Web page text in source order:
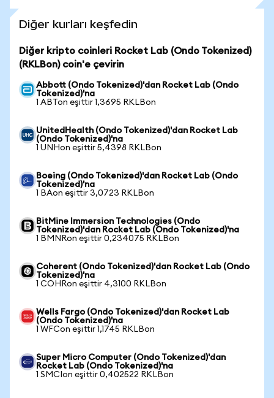
Diğer kurları keşfedin
Diğer kripto coinleri Rocket Lab (Ondo Tokenized)
(RKLBon) coin'e çevirin
Abbott (Ondo Tokenized)'dan Rocket Lab (Ondo
Tokenized)'na
1 ABTon eşittir 1,3695 RKLBon
UnitedHealth (Ondo Tokenized)'dan Rocket Lab
(Ondo Tokenized)'na
1 UNHon eşittir 5,4398 RKLBon
Boeing (Ondo Tokenized)'dan Rocket Lab (Ondo
Tokenized)'na
1 BAon eşittir 3,0723 RKLBon
BitMine Immersion Technologies (Ondo
Tokenized)'dan Rocket Lab (Ondo Tokenized)'na
1 BMNRon eşittir 0,234075 RKLBon
Coherent (Ondo Tokenized)'dan Rocket Lab (Ondo
Tokenized)'na
1 COHRon eşittir 4,3100 RKLBon
Wells Fargo (Ondo Tokenized)'dan Rocket Lab
(Ondo Tokenized)'na
1 WFCon eşittir 1,1745 RKLBon
Super Micro Computer (Ondo Tokenized)'dan
Rocket Lab (Ondo Tokenized)'na
1 SMCIon eşittir 0,402522 RKLBon